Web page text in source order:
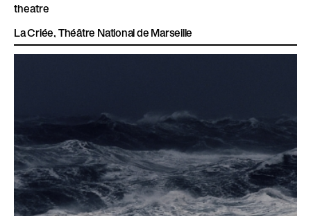
theatre
La Criée, Théâtre National de Marseille